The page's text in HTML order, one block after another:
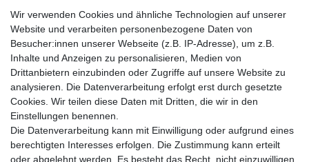
Lebensmittel
Gutscheine
Informationen
Zahlungsarten
Versandkosten
Service
Rezepte
Newsletter
Blog
Wir verwenden Cookies und ähnliche Technologien auf unserer
Website und verarbeiten personenbezogene Daten von
Besucher:innen unserer Webseite (z.B. IP-Adresse), um z.B.
Inhalte und Anzeigen zu personalisieren, Medien von
Drittanbietern einzubinden oder Zugriffe auf unsere Website zu
analysieren. Die Datenverarbeitung erfolgt erst durch gesetzte
Cookies. Wir teilen diese Daten mit Dritten, die wir in den
Einstellungen benennen.
Die Datenverarbeitung kann mit Einwilligung oder aufgrund eines
berechtigten Interesses erfolgen. Die Zustimmung kann erteilt
oder abgelehnt werden. Es besteht das Recht, nicht einzuwilligen